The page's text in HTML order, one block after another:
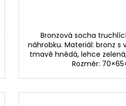
Bronzová socha
náhrobku. Materiál: bronz
tmavě hnědá, lehce
Rozměr: